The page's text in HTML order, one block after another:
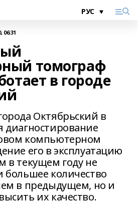
06:31
томограф
в городе
Октябрьский в
диагностирование
компьютерном
его в эксплуатацию
в текущем году не
большее количество
в предыдущем, но и
их качество.